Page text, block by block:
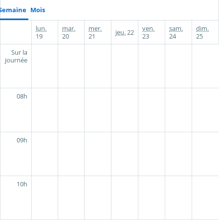
Mois
lun.
19
mar.
20
mer.
21
jeu.22
ven.
23
sam.
24
dim.
25
Sur la
journée
08h
09h
10h